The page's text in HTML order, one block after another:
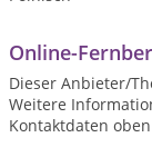
Online-
Dieser Anbieter/
Weitere
Kontaktdaten oben